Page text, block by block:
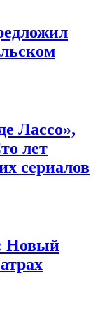
Лассо»,
лет
сериалов
Новый